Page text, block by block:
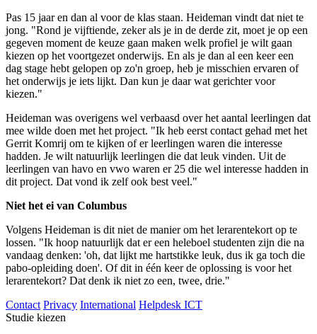
Pas 15 jaar en dan al voor de klas staan. Heideman vindt dat niet te
jong. "Rond je vijftiende, zeker als je in de derde zit, moet je op een
gegeven moment de keuze gaan maken welk profiel je wilt gaan
kiezen op het voortgezet onderwijs. En als je dan al een keer een
dag stage hebt gelopen op zo'n groep, heb je misschien ervaren of
het onderwijs je iets lijkt. Dan kun je daar wat gerichter voor
kiezen."
Heideman was overigens wel verbaasd over het aantal leerlingen dat
mee wilde doen met het project. "Ik heb eerst contact gehad met het
Gerrit Komrij om te kijken of er leerlingen waren die interesse
hadden. Je wilt natuurlijk leerlingen die dat leuk vinden. Uit de
leerlingen van havo en vwo waren er 25 die wel interesse hadden in
dit project. Dat vond ik zelf ook best veel."
Niet het ei van Columbus
Volgens Heideman is dit niet de manier om het lerarentekort op te
lossen. "Ik hoop natuurlijk dat er een heleboel studenten zijn die na
vandaag denken: 'oh, dat lijkt me hartstikke leuk, dus ik ga toch die
pabo-opleiding doen'. Of dit in één keer de oplossing is voor het
lerarentekort? Dat denk ik niet zo een, twee, drie."
Contact Privacy International Helpdesk ICT
Studie kiezen